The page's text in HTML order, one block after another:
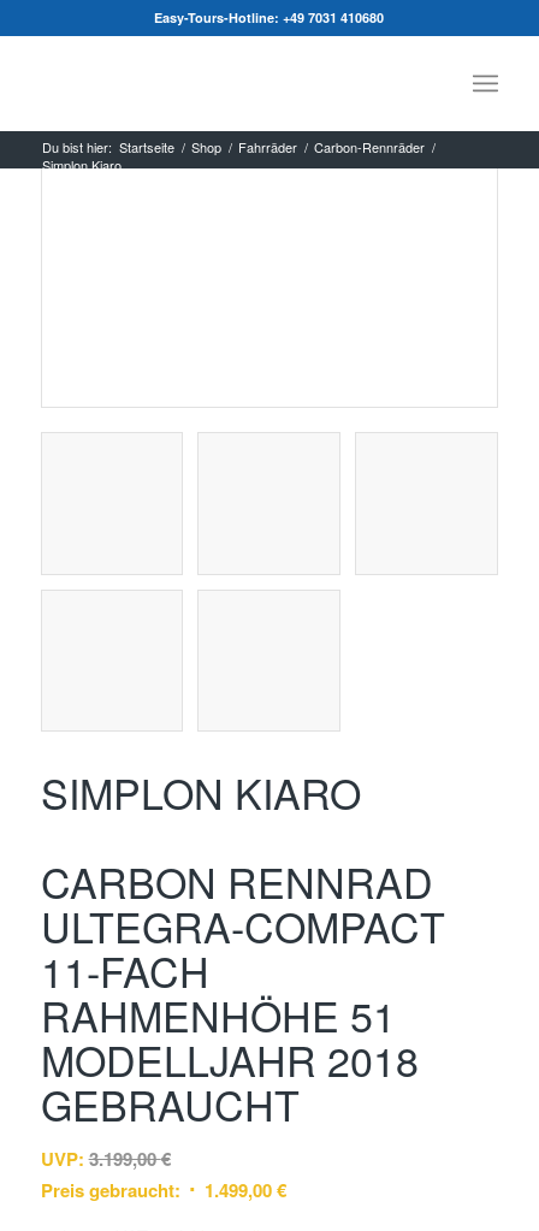
Easy-Tours-Hotline:+49 7031 410680
Du bist hier: Startseite / Shop / Fahrräder / Carbon-Rennräder /
Simplon Kiaro
SIMPLON KIARO
CARBON RENNRAD
ULTEGRA-COMPACT
11-FACH
RAHMENHÖHE 51
MODELLJAHR 2018
GEBRAUCHT
UVP: 3.199,00€
Preis gebraucht:
1.499,00€